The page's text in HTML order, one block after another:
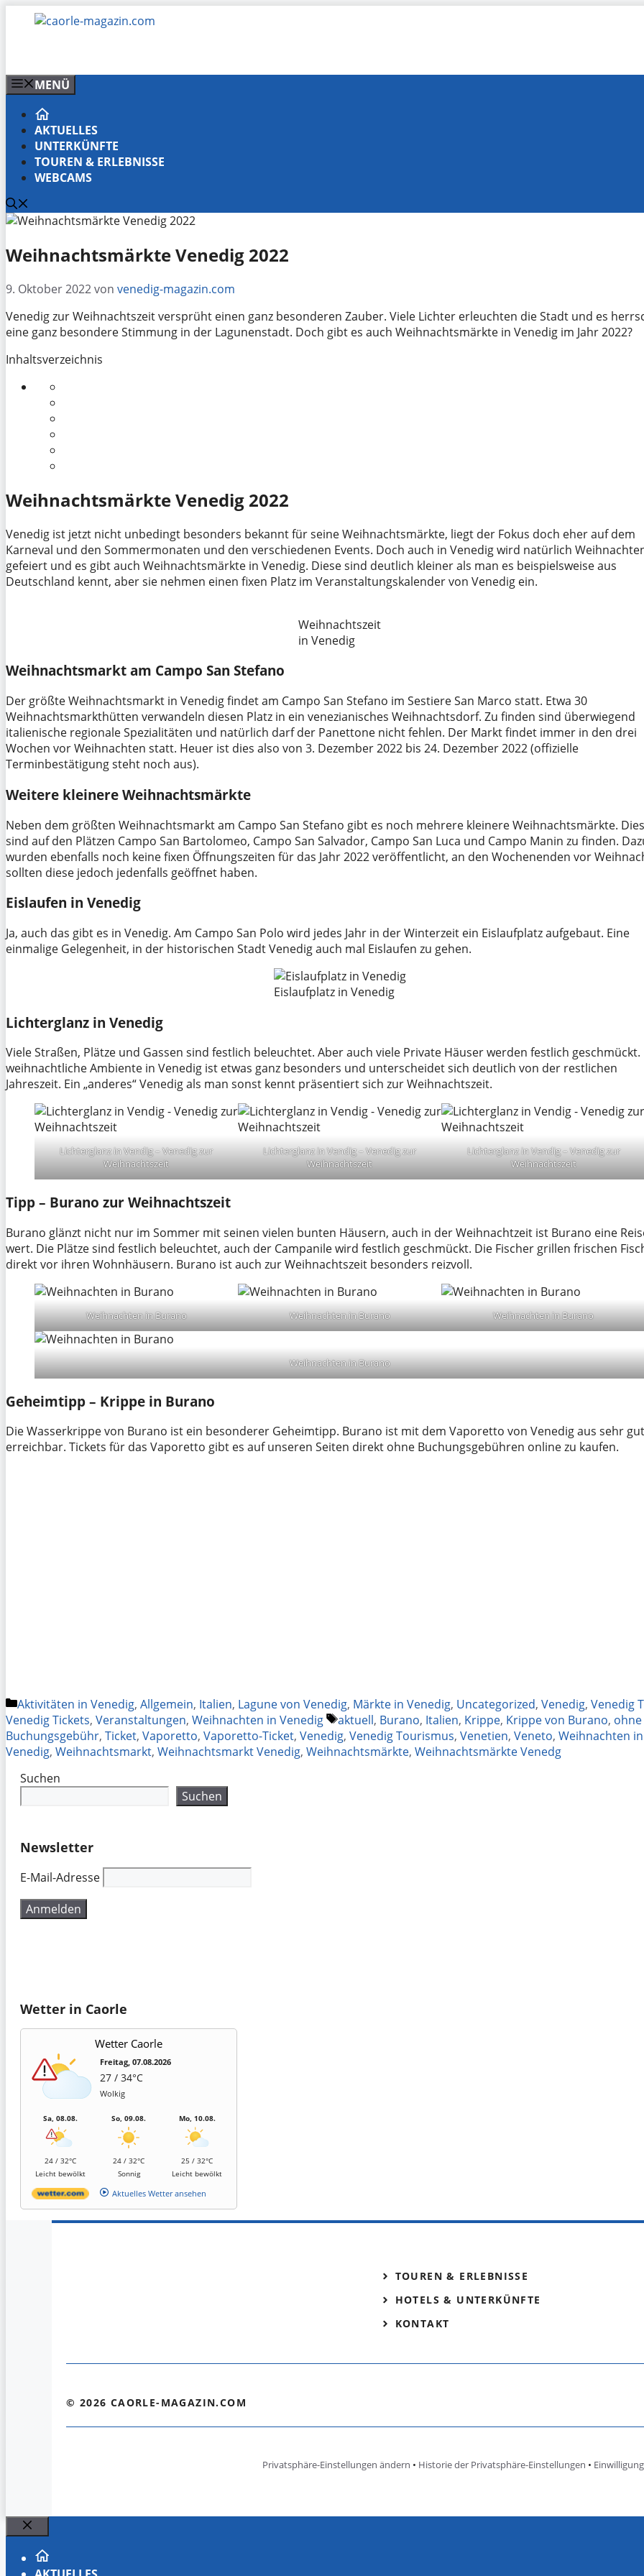
Inhalt
MENÜ
AKTUELLES
UNTERKÜNFTE
TOUREN & ERLEBNISSE
WEBCAMS
Weihnachtsmärkte Venedig 2022
9. Oktober 2022von venedig-magazin.com
Venedig zur Weihnachtszeit versprüht einen ganz besonderen Zauber. Viele Lichter erleuchten die Stadt und es
eine ganz besondere Stimmung in der Lagunenstadt. Doch gibt es auch Weihnachtsmärkte in Venedig im Jahr 2022?
Inhaltsverzeichnis
Weihnachtsmärkte Venedig 2022
Venedig ist jetzt nicht unbedingt besonders bekannt für seine Weihnachtsmärkte, liegt der Fokus doch eher auf dem
Karneval und den Sommermonaten und den verschiedenen Events. Doch auch in Venedig wird natürlich
gefeiert und es gibt auch Weihnachtsmärkte in Venedig. Diese sind deutlich kleiner als man es beispielsweise aus
Deutschland kennt, aber sie nehmen einen fixen Platz im Veranstaltungskalender von Venedig ein.
Weihnachtszeit
in Venedig
Weihnachtsmarkt am Campo San Stefano
Der größte Weihnachtsmarkt in Venedig findet am Campo San Stefano im Sestiere San Marco statt. Etwa 30
Weihnachtsmarkthütten verwandeln diesen Platz in ein venezianisches Weihnachtsdorf. Zu finden sind überwiegend
italienische regionale Spezialitäten und natürlich darf der Panettone nicht fehlen. Der Markt findet immer in den drei
Wochen vor Weihnachten statt. Heuer ist dies also von 3. Dezember 2022 bis 24. Dezember 2022 (offizielle
Terminbestätigung steht noch aus).
Weitere kleinere Weihnachtsmärkte
Neben dem größten Weihnachtsmarkt am Campo San Stefano gibt es noch mehrere kleinere Weihnachtsmärkte.
sind auf den Plätzen Campo San Bartolomeo, Campo San Salvador, Campo San Luca und Campo Manin zu finden.
wurden ebenfalls noch keine fixen Öffnungszeiten für das Jahr 2022 veröffentlicht, an den Wochenenden vor
sollten diese jedoch jedenfalls geöffnet haben.
Eislaufen in Venedig
Ja, auch das gibt es in Venedig. Am Campo San Polo wird jedes Jahr in der Winterzeit ein Eislaufplatz aufgebaut. Eine
einmalige Gelegenheit, in der historischen Stadt Venedig auch mal Eislaufen zu gehen.
Eislaufplatz in Venedig
Lichterglanz in Venedig
Viele Straßen, Plätze und Gassen sind festlich beleuchtet. Aber auch viele Private Häuser werden festlich geschmückt.
weihnachtliche Ambiente in Venedig ist etwas ganz besonders und unterscheidet sich deutlich von der restlichen
Jahreszeit. Ein „anderes“ Venedig als man sonst kennt präsentiert sich zur Weihnachtszeit.
Lichterglanz in Vendig – Venedig zur
Weihnachtszeit
Lichterglanz in Vendig – Venedig zur
Weihnachtszeit
Lichterglanz in Vendig – Venedig zur
Weihnachtszeit
Tipp – Burano zur Weihnachtszeit
Burano glänzt nicht nur im Sommer mit seinen vielen bunten Häusern, auch in der Weihnachtzeit ist Burano eine
wert. Die Plätze sind festlich beleuchtet, auch der Campanile wird festlich geschmückt. Die Fischer grillen frischen
direkt vor ihren Wohnhäusern. Burano ist auch zur Weihnachtszeit besonders reizvoll.
Weihnachten in Burano Weihnachten in Burano Weihnachten in Burano
Weihnachten in Burano
Geheimtipp – Krippe in Burano
Die Wasserkrippe von Burano ist ein besonderer Geheimtipp. Burano ist mit dem Vaporetto von Venedig aus sehr gut
erreichbar. Tickets für das Vaporetto gibt es auf unseren Seiten direkt ohne Buchungsgebühren online zu kaufen.
Kategorien
Aktivitäten in Venedig, Allgemein, Italien, Lagune von Venedig, Märkte in Venedig, Uncategorized, Venedig, Venedig
Venedig Tickets, Veranstaltungen, Weihnachten in Venedig Schlagwörter
aktuell, Burano, Italien, Krippe, Krippe von Burano, ohne
Buchungsgebühr, Ticket, Vaporetto, Vaporetto-Ticket, Venedig, Venedig Tourismus, Venetien, Veneto, Weihnachten in
Venedig, Weihnachtsmarkt, Weihnachtsmarkt Venedig, Weihnachtsmärkte, Weihnachtsmärkte Venedg
Suchen
Suchen
Newsletter
E-Mail-Adresse
Wetter in Caorle
Wetter Caorle
Freitag, 07.08.2026
27 / 34°C
Wolkig
Sa, 08.08.
24 / 32°C
Leicht bewölkt
So, 09.08.
24 / 32°C
Sonnig
Mo, 10.08.
25 / 32°C
Leicht bewölkt
Aktuelles Wetter ansehen
TOUREN & ERLEBNISSE
HOTELS & UNTERKÜNFTE
KONTAKT
© 2026 CAORLE-MAGAZIN.COM
Privatsphäre-Einstellungen ändern • Historie der Privatsphäre-Einstellungen •
Schließen